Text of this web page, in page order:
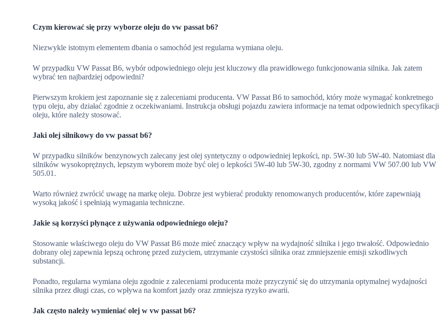
Czym kierować się przy wyborze oleju do vw passat b6?
Niezwykle istotnym elementem dbania o samochód jest regularna wymiana oleju.
W przypadku VW Passat B6, wybór odpowiedniego oleju jest kluczowy dla prawidłowego funkcjonowania silnika. Jak zatem
wybrać ten najbardziej odpowiedni?
Pierwszym krokiem jest zapoznanie się z zaleceniami producenta. VW Passat B6 to samochód, który może wymagać konkretnego
typu oleju, aby działać zgodnie z oczekiwaniami. Instrukcja obsługi pojazdu zawiera informacje na temat odpowiednich specyfikacji
oleju, które należy stosować.
Jaki olej silnikowy do vw passat b6?
W przypadku silników benzynowych zalecany jest olej syntetyczny o odpowiedniej lepkości, np. 5W-30 lub 5W-40. Natomiast dla
silników wysokoprężnych, lepszym wyborem może być olej o lepkości 5W-40 lub 5W-30, zgodny z normami VW 507.00 lub VW
505.01.
Warto również zwrócić uwagę na markę oleju. Dobrze jest wybierać produkty renomowanych producentów, które zapewniają
wysoką jakość i spełniają wymagania techniczne.
Jakie są korzyści płynące z używania odpowiedniego oleju?
Stosowanie właściwego oleju do VW Passat B6 może mieć znaczący wpływ na wydajność silnika i jego trwałość. Odpowiednio
dobrany olej zapewnia lepszą ochronę przed zużyciem, utrzymanie czystości silnika oraz zmniejszenie emisji szkodliwych
substancji.
Ponadto, regularna wymiana oleju zgodnie z zaleceniami producenta może przyczynić się do utrzymania optymalnej wydajności
silnika przez długi czas, co wpływa na komfort jazdy oraz zmniejsza ryzyko awarii.
Jak często należy wymieniać olej w vw passat b6?